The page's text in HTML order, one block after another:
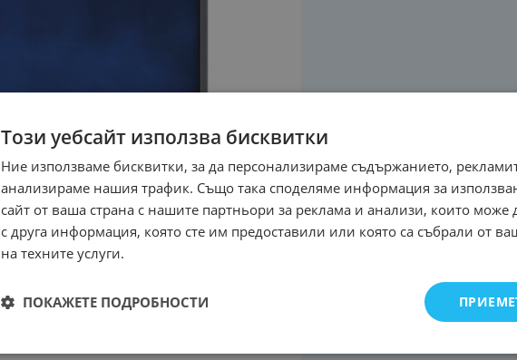
Този уебсайт използва бисквитки
Ние използваме бисквитки, за да персонализираме съдържанието,
анализираме нашия трафик. Също така споделяме информация за
сайт от ваша страна с нашите партньори за реклама и анализи, които може
с друга информация, която сте им предоставили или която са събрали от
на техните услуги.
ПОКАЖЕТЕ ПОДРОБНОСТИ